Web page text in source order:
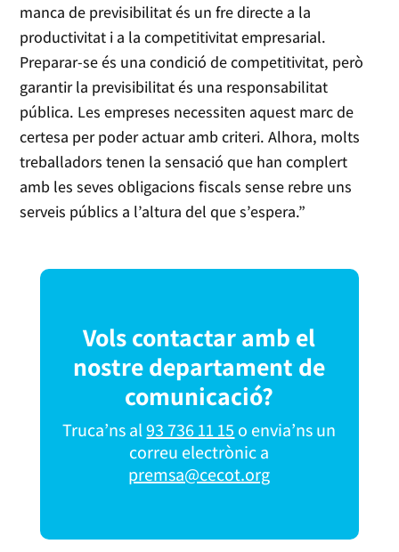
manca de previsibilitat és un fre directe a la
productivitat i a la competitivitat empresarial.
Preparar-se és una condició de competitivitat, però
garantir la previsibilitat és una responsabilitat
pública. Les empreses necessiten aquest marc de
certesa per poder actuar amb criteri. Alhora, molts
treballadors tenen la sensació que han complert
amb les seves obligacions fiscals sense rebre uns
serveis públics a l’altura del que s’espera.”
Vols contactar amb el
nostre departament de
comunicació?
Truca’ns al93 736 11 15 o envia’ns un
correu electrònic a
premsa@cecot.org